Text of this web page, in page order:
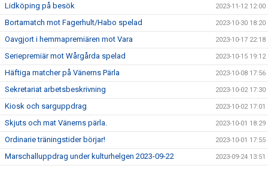
Lidköping på besök 2023-11-12 12:00
Bortamatch mot Fagerhult/Habo spelad 2023-10-30 18:20
Oavgjort i hemmapremiären mot Vara 2023-10-17 22:18
Seriepremiär mot Wårgårda spelad 2023-10-15 19:12
Häftiga matcher på Vänerns Pärla 2023-10-08 17:56
Sekretariat arbetsbeskrivning 2023-10-02 17:30
Kiosk och sarguppdrag 2023-10-02 17:01
Skjuts och mat Vänerns pärla. 2023-10-01 18:29
Ordinarie träningstider börjar! 2023-10-01 17:55
Marschalluppdrag under kulturhelgen 2023-09-22 2023-09-24 13:51